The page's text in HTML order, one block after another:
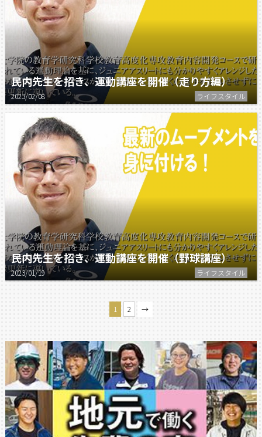
民内先生を招き、運動講座を開催（走り方編）
2023/02/08 ライフスタイル
民内先生を招き、運動講座を開催（野球講座）
2023/01/19 ライフスタイル
1 2 →